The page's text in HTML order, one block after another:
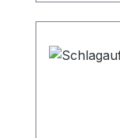
Punzen)
zum